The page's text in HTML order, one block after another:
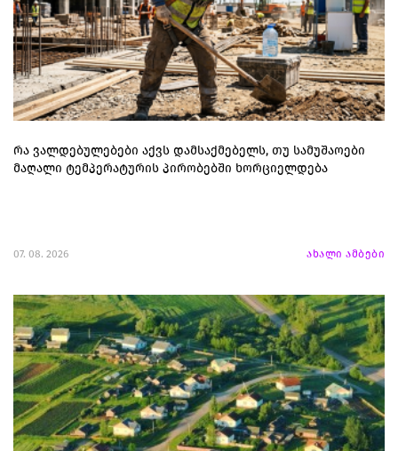
რა ვალდებულებები აქვს დამსაქმებელს, თუ სამუშაოები
მაღალი ტემპერატურის პირობებში ხორციელდება
07. 08. 2026 ახალი ამბები